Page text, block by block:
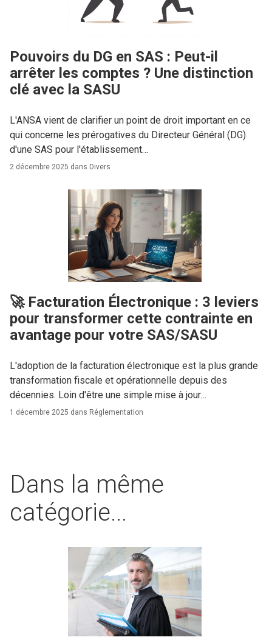
Pouvoirs du DG en SAS : Peut-il
arrêter les comptes ? Une distinction
clé avec la SASU
L'ANSA vient de clarifier un point de droit important en ce
qui concerne les prérogatives du Directeur Général (DG)
d'une SAS pour l'établissement…
2 décembre 2025 dans Divers
🚀 Facturation Électronique : 3 leviers
pour transformer cette contrainte en
avantage pour votre SAS/SASU
L'adoption de la facturation électronique est la plus grande
transformation fiscale et opérationnelle depuis des
décennies. Loin d'être une simple mise à jour…
1 décembre 2025 dans Réglementation
Dans la même
catégorie...